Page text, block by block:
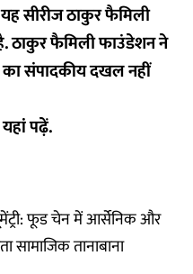
यह सीरीज ठाकुर फैमिली
ठाकुर फैमिली फाउंडेशन ने
का संपादकीय दखल नहीं
यहां पढ़ें.
फूड चेन में आर्सेनिक और
सामाजिक तानाबाना